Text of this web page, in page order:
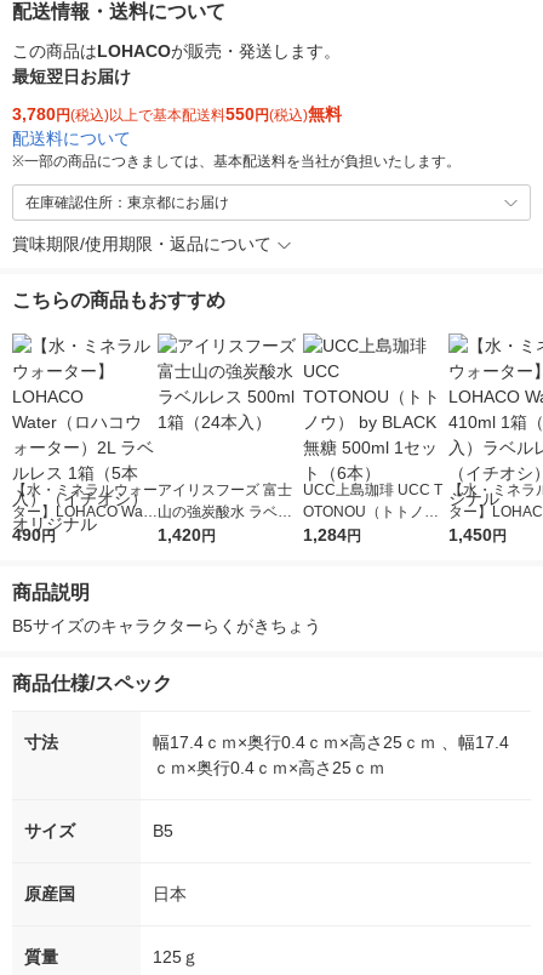
配送情報・送料について
この商品はLOHACOが販売・発送します。
最短翌日お届け
3,780円(税込)以上で基本配送料550円(税込)無料
配送料について
※一部の商品につきましては、基本配送料を当社が負担いたします。
在庫確認住所：東京都にお届け
賞味期限/使用期限・返品について
こちらの商品もおすすめ
【水・ミネラルウォー
ター】LOHACO Wate
r（ロハコウォータ
シ） オリジナル
490円
アイリスフーズ 富士
山の強炭酸水 ラベル
レス 500ml 1箱（24
1,420円
UCC上島珈琲 UCC T
OTONOU（トトノ
ウ） by BLACK無糖 5
1,284円
【水・ミネラ
ター】
r 410ml 1箱（
1,450円
商品説明
B5サイズのキャラクターらくがきちょう
商品仕様/スペック
寸法
幅17.4ｃｍ×奥行0.4ｃｍ×高さ25ｃｍ 、幅17.4
ｃｍ×奥行0.4ｃｍ×高さ25ｃｍ
サイズ B5
原産国 日本
質量 125ｇ